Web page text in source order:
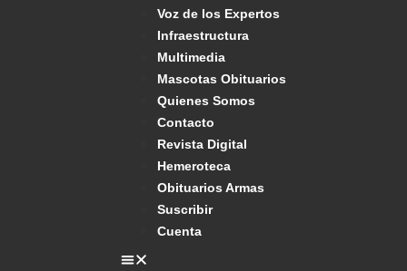
Voz de los Expertos
Infraestructura
Multimedia
Mascotas Obituarios
Quienes Somos
Contacto
Revista Digital
Hemeroteca
Obituarios Armas
Suscribir
Cuenta